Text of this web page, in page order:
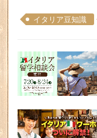
イタリア豆知識